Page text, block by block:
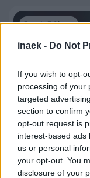
inaek - Do Not
If you wish to opt-
processing of your
targeted
section to confirm
opt-out request is
interest-based ads
us or personal
your opt-out. You
disclosure of your
Γενικές Ειδήσεις